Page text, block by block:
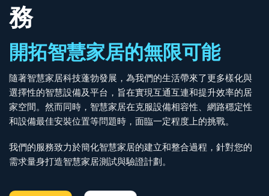
務
開拓智慧家居的無限可能
隨著智慧家居科技蓬勃發展，為我們的生活帶來了更多樣化與
選擇性的智慧設備及平台，旨在實現互通互連和提升效率的居
家空間。然而同時，智慧家居在克服設備相容性、網路穩定性
和設備最佳安裝位置等問題時，面臨一定程度上的挑戰。
我們的服務致力於簡化智慧家居的建立和整合過程，針對您的
需求量身打造智慧家居測試與驗證計劃。